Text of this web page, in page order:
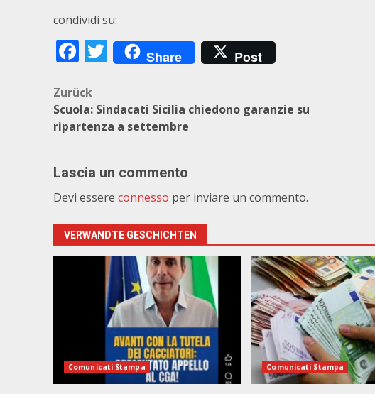
condividi su:
Facebook
Twitter
Share Post
Beitragsnavigation
Zurück
Scuola: Sindacati Sicilia chiedono garanzie su
ripartenza a settembre
Lascia un commento
Devi essere connesso per inviare un commento.
VERWANDTE GESCHICHTEN
Comunicati Stampa Comunicati Stampa